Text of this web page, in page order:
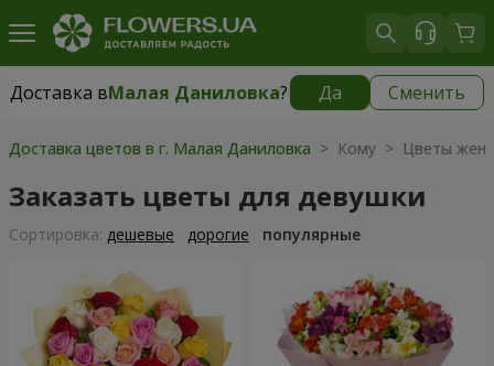
Доставка вМалая Даниловка? Да Сменить
Доставка вМалая Даниловка|бесплатно
Доставка цветов в г. Малая Даниловка > Кому > Цветы
Заказать цветы для девушки
Cортировка: дешевые дорогие популярные